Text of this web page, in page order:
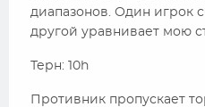
диапазонов. Один игрок
другой уравнивает мою
Терн: 10h
Противник пропускает